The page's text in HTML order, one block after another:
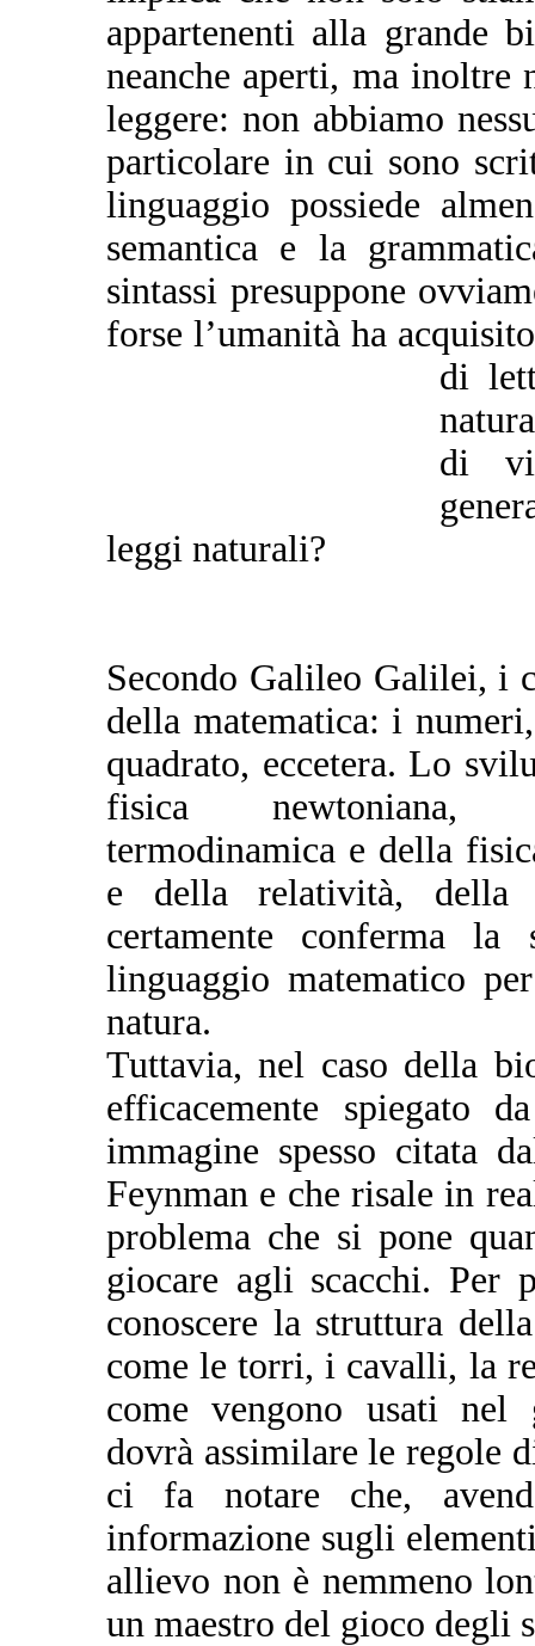
appartenenti alla grande
neanche aperti, ma inoltre
leggere: non abbiamo
particolare in cui sono
linguaggio possiede
semantica e la
sintassi presuppone
forse l’umanità ha
di
di
leggi naturali?
Secondo Galileo Galilei, i
della matematica: i
quadrato, eccetera. Lo
fisica newtoniana,
termodinamica e della
e della relatività, della
certamente conferma la
linguaggio matematico
natura.
Tuttavia, nel caso della
efficacemente spiegato
immagine spesso citata
Feynman e che risale in
problema che si pone
giocare agli scacchi. Per
conoscere la struttura
come le torri, i cavalli, la
come vengono usati nel
dovrà assimilare le regole
ci fa notare che,
informazione sugli
allievo non è nemmeno
un maestro del gioco degli